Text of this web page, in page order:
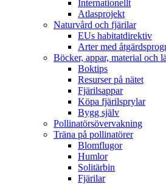
Internationellt
Atlasprojekt
Naturvård och fjärilar
EUs habitatdirektiv
Arter med
Böcker, appar, material och
Boktips
Resurser på nätet
Fjärilsappar
Köpa fjärilsprylar
Bygg själv
Pollinatörsövervakning
Träna på pollinatörer
Blomflugor
Humlor
Solitärbin
Fjärilar